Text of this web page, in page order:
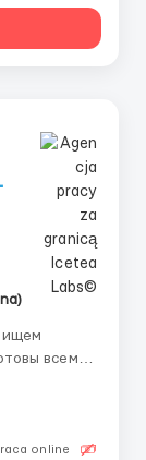
ищем
всему
online